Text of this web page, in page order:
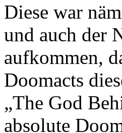
Diese war
und auch der
aufkommen,
Doomacts
„The God
absolute